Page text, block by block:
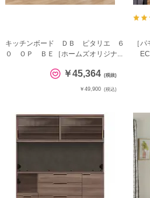
キッチンボード ＤＢ ピタリエ ６
０ ＯＰ ＢＥ［ホームズオリジナ...
￥45,364 (税抜)
￥49,900 (税込)
［